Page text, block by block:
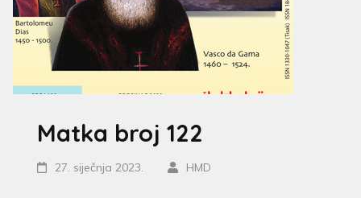
Matka broj 122
27. siječnja 2023. HMD